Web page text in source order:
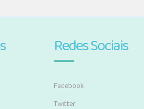
Redes Sociais
Facebook
Twitter